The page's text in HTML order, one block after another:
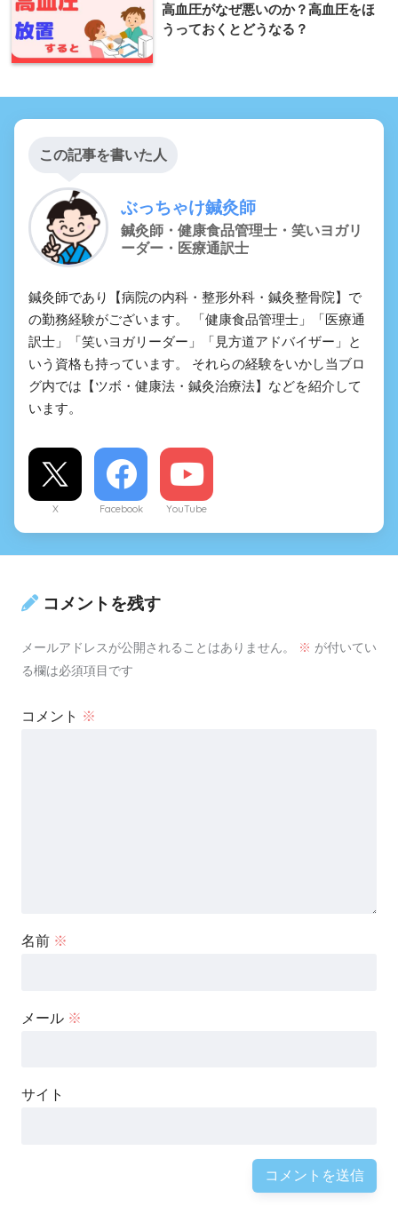
高血圧がなぜ悪いのか？高血圧をほ
うっておくとどうなる？
この記事を書いた人
ぶっちゃけ鍼灸師
鍼灸師・健康食品管理士・笑いヨガリ
ーダー・医療通訳士
鍼灸師であり【病院の内科・整形外科・鍼灸整骨院】で
の勤務経験がございます。 「健康食品管理士」「医療通
訳士」「笑いヨガリーダー」「見方道アドバイザー」と
いう資格も持っています。 それらの経験をいかし当ブロ
グ内では【ツボ・健康法・鍼灸治療法】などを紹介して
います。
X Facebook YouTube
コメントを残す
メールアドレスが公開されることはありません。 ※ が付いてい
る欄は必須項目です
コメント ※
名前 ※
メール ※
サイト